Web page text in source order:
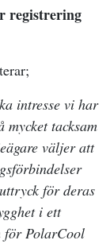
registrering
intresse vi har
mycket tacksam
väljer att
för deras
i ett
för PolarCool